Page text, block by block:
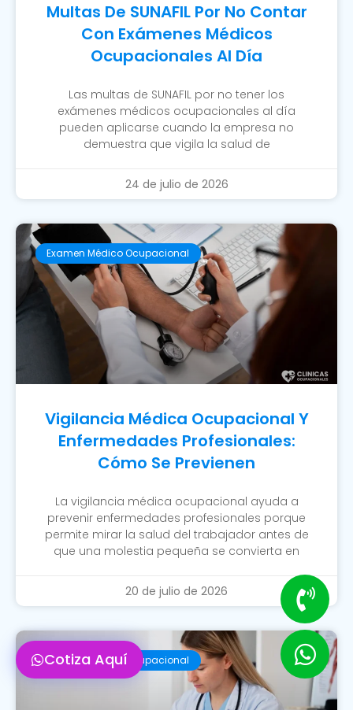
Multas De SUNAFIL Por No Contar
Con Exámenes Médicos
Ocupacionales Al Día
Las multas de SUNAFIL por no tener los
exámenes médicos ocupacionales al día
pueden aplicarse cuando la empresa no
demuestra que vigila la salud de
24 de julio de 2026
Examen Médico Ocupacional
Vigilancia Médica Ocupacional Y
Enfermedades Profesionales:
Cómo Se Previenen
La vigilancia médica ocupacional ayuda a
prevenir enfermedades profesionales porque
permite mirar la salud del trabajador antes de
que una molestia pequeña se convierta en
20 de julio de 2026
Examen Médico Ocupacional
Cotiza Aquí